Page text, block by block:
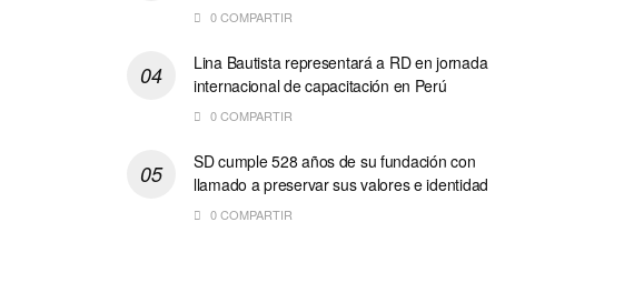
0 COMPARTIR
Lina Bautista representará a RD en jornada
internacional de capacitación en Perú
0 COMPARTIR
SD cumple 528 años de su fundación con
llamado a preservar sus valores e identidad
0 COMPARTIR